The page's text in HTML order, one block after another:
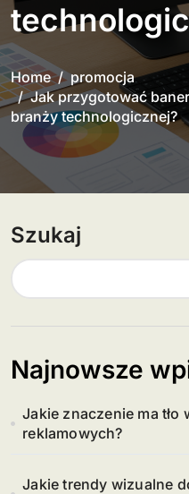
Home
promocja
Jak przygotować
branży technologicznej?
Szukaj
Najnowsze
Jakie znaczenie ma
reklamowych?
Jakie trendy wizualne